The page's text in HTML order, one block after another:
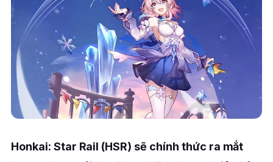
Honkai: Star Rail (HSR) sẽ chính thức ra mắt